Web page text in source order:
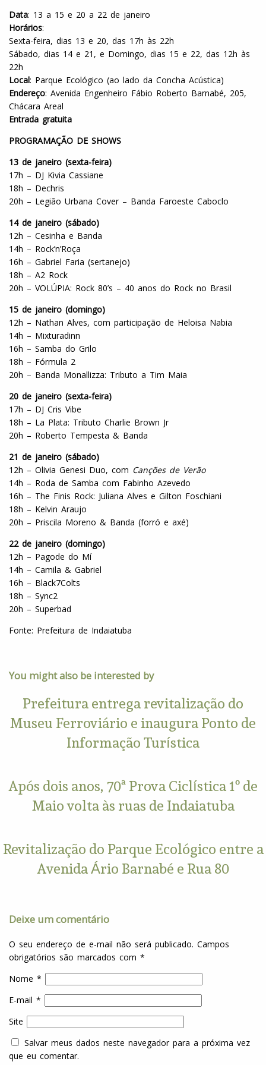
Data: 13 a 15 e 20 a 22 de janeiro
Horários:
Sexta-feira, dias 13 e 20, das 17h às 22h
Sábado, dias 14 e 21, e Domingo, dias 15 e 22, das 12h às
22h
Local: Parque Ecológico (ao lado da Concha Acústica)
Endereço: Avenida Engenheiro Fábio Roberto Barnabé, 205,
Chácara Areal
Entrada gratuita
PROGRAMAÇÃO DE SHOWS
13 de janeiro (sexta-feira)
17h – DJ Kivia Cassiane
18h – Dechris
20h – Legião Urbana Cover – Banda Faroeste Caboclo
14 de janeiro (sábado)
12h – Cesinha e Banda
14h – Rock’n’Roça
16h – Gabriel Faria (sertanejo)
18h – A2 Rock
20h – VOLÚPIA: Rock 80’s – 40 anos do Rock no Brasil
15 de janeiro (domingo)
12h – Nathan Alves, com participação de Heloisa Nabia
14h – Mixturadinn
16h – Samba do Grilo
18h – Fórmula 2
20h – Banda Monallizza: Tributo a Tim Maia
20 de janeiro (sexta-feira)
17h – DJ Cris Vibe
18h – La Plata: Tributo Charlie Brown Jr
20h – Roberto Tempesta & Banda
21 de janeiro (sábado)
12h – Olivia Genesi Duo, com Canções de Verão
14h – Roda de Samba com Fabinho Azevedo
16h – The Finis Rock: Juliana Alves e Gilton Foschiani
18h – Kelvin Araujo
20h – Priscila Moreno & Banda (forró e axé)
22 de janeiro (domingo)
12h – Pagode do Mí
14h – Camila & Gabriel
16h – Black7Colts
18h – Sync2
20h – Superbad
Fonte: Prefeitura de Indaiatuba
You might also be interested by
Prefeitura entrega revitalização do
Museu Ferroviário e inaugura Ponto de
Informação Turística
Após dois anos, 70ª Prova Ciclística 1º de
Maio volta às ruas de Indaiatuba
Revitalização do Parque Ecológico entre a
Avenida Ário Barnabé e Rua 80
Deixe um comentário
O seu endereço de e-mail não será publicado. Campos
obrigatórios são marcados com *
Nome *
E-mail *
Site
Salvar meus dados neste navegador para a próxima vez
que eu comentar.